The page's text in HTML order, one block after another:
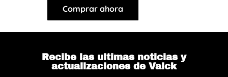
Comprar ahora
Recibe las ultimas noticias y
actualizaciones de Valck